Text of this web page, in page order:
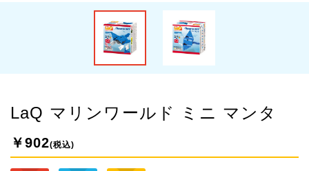
LaQ マリンワールド ミニ マンタ
￥902(税込)